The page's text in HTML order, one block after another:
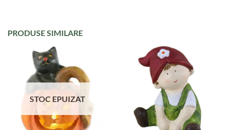
PRODUSE SIMILARE
STOC EPUIZAT